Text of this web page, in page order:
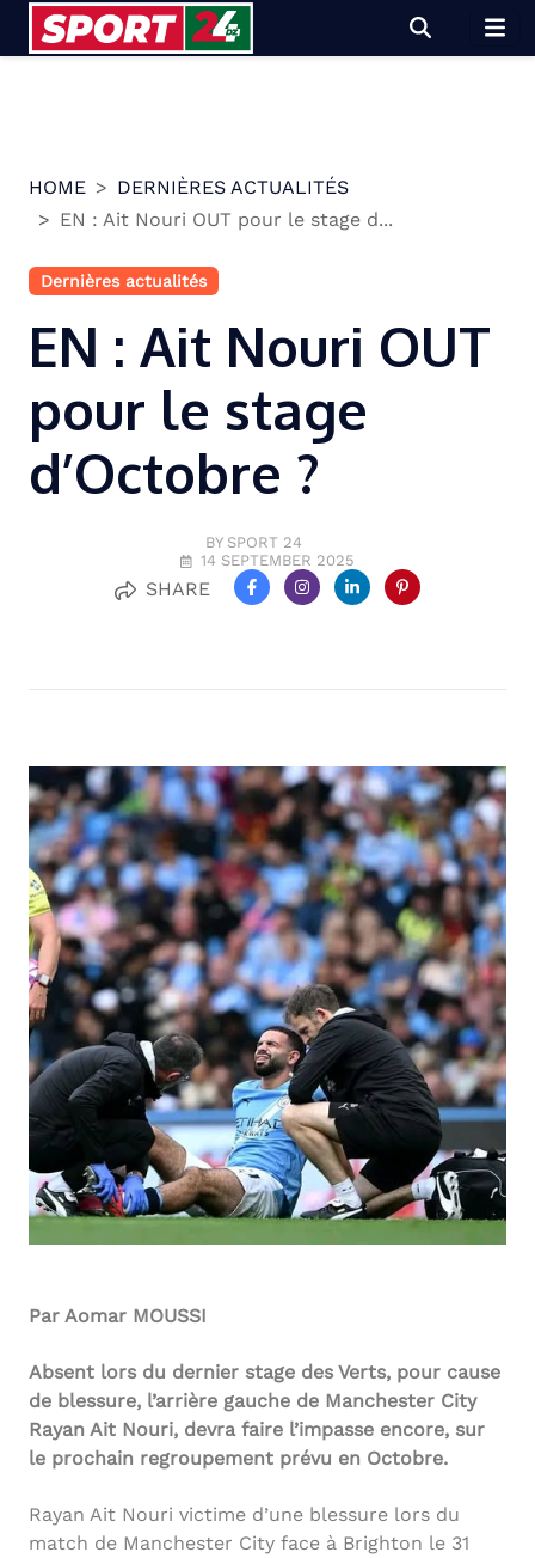
HOME
DERNIÈRES ACTUALITÉS
EN : Ait Nouri OUT pour le stage d...
Dernières actualités
EN : Ait Nouri OUT
pour le stage
d’Octobre ?
BY SPORT 24
14 SEPTEMBER 2025
SHARE
Par Aomar MOUSSI
Absent lors du dernier stage des Verts, pour cause
de blessure, l’arrière gauche de Manchester City
Rayan Ait Nouri, devra faire l’impasse encore, sur
le prochain regroupement prévu en Octobre.
Rayan Ait Nouri victime d’une blessure lors du
match de Manchester City face à Brighton le 31